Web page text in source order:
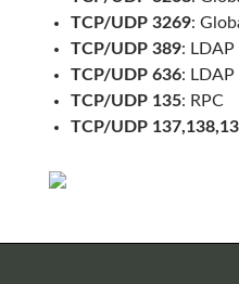
TCP/UDP 3269:
TCP/UDP 389: LDAP
TCP/UDP 636: LDAP
TCP/UDP 135: RPC
TCP/UDP